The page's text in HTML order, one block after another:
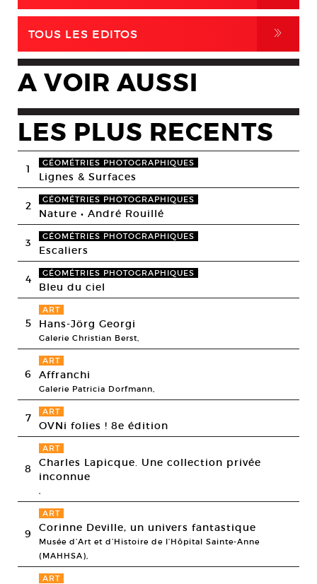
TOUS LES EDITOS ,
A VOIR AUSSI
LES PLUS RECENTS
1 GÉOMÉTRIES PHOTOGRAPHIQUES
Lignes & Surfaces
2 GÉOMÉTRIES PHOTOGRAPHIQUES
Nature • André Rouillé
3 GÉOMÉTRIES PHOTOGRAPHIQUES
Escaliers
4 GÉOMÉTRIES PHOTOGRAPHIQUES
Bleu du ciel
5
ART
Hans-Jörg Georgi
Galerie Christian Berst,
6
ART
Affranchi
Galerie Patricia Dorfmann,
7 ART
OVNi folies ! 8e édition
8
ART
Charles Lapicque. Une collection privée
inconnue
,
9
ART
Corinne Deville, un univers fantastique
Musée d’Art et d’Histoire de l’Hôpital Sainte-Anne
(MAHHSA),
ART